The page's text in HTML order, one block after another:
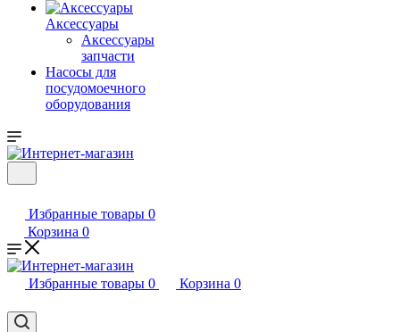
Аксессуары
Аксессуары
запчасти
Насосы для
посудомоечного
оборудования
Избранные товары 0
Корзина 0
Избранные товары 0 Корзина 0